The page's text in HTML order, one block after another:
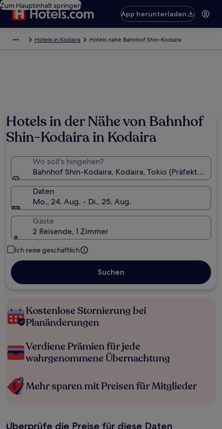
Zum Hauptinhalt springen
App herunterladen
Hotels in Kodaira Hotels nahe Bahnhof Shin-Kodaira
Hotels in der Nähe von Bahnhof
Shin-Kodaira in Kodaira
Wo soll’s hingehen?
Bahnhof Shin-Kodaira, Kodaira, Tokio (Präfektur),
Daten
Mo., 24. Aug. - Di., 25. Aug.
Gäste
2 Reisende, 1 Zimmer
Ich reise geschäftlich
Suchen
Kostenlose Stornierung bei
Planänderungen
Verdiene Prämien für jede
wahrgenommene Übernachtung
Mehr sparen mit Preisen für Mitglieder
Überprüfe die Preise für diese Daten